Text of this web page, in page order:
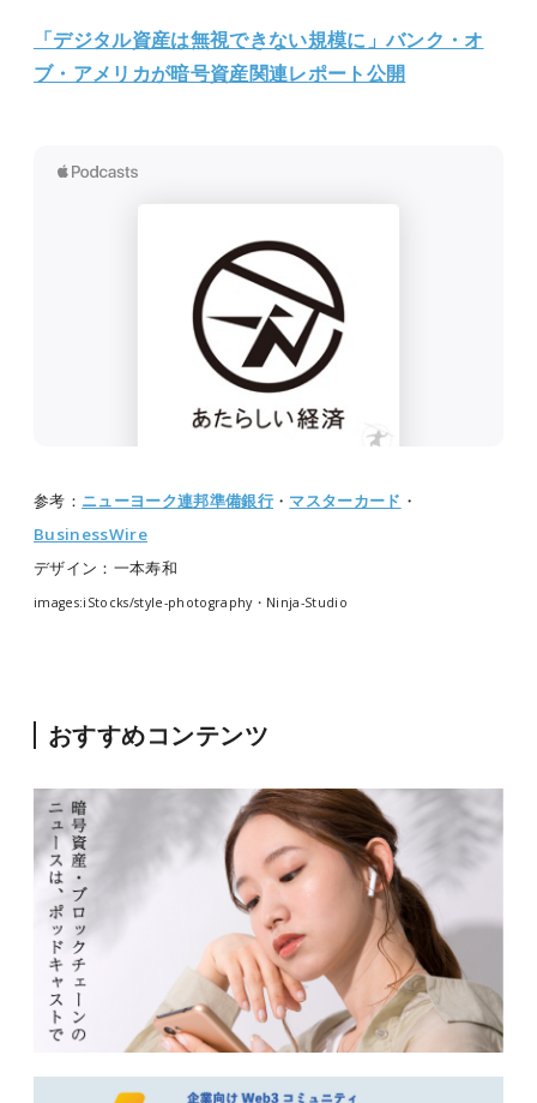
「デジタル資産は無視できない規模に」バンク・オ
ブ・アメリカが暗号資産関連レポート公開
参考： ニューヨーク連邦準備銀行・ マスターカード ・
BusinessWire
デザイン：一本寿和
images:iStocks/style-photography・Ninja-Studio
おすすめコンテンツ